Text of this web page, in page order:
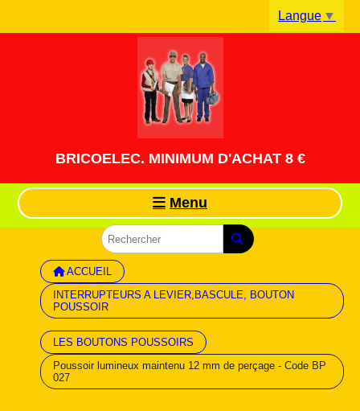
BRICOELEC. MINIMUM D'ACHAT 8 €
Menu
ACCUEIL
INTERRUPTEURS A LEVIER,BASCULE, BOUTON
POUSSOIR
LES BOUTONS POUSSOIRS
Poussoir lumineux maintenu 12 mm de perçage - Code BP
027
Langue ▼